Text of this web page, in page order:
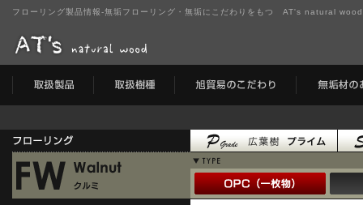
フローリング製品情報-無垢フローリング・無垢にこだわりをもつ AT's natural